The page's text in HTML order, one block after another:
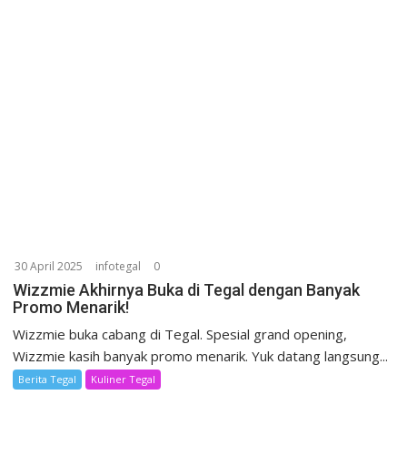
30 April 2025 infotegal 0
Wizzmie Akhirnya Buka di Tegal dengan Banyak
Promo Menarik!
Wizzmie buka cabang di Tegal. Spesial grand opening,
Wizzmie kasih banyak promo menarik. Yuk datang langsung...
Berita Tegal Kuliner Tegal